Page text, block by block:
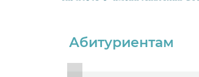
Абитуриентам